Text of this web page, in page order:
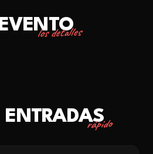
los detalles
rápido